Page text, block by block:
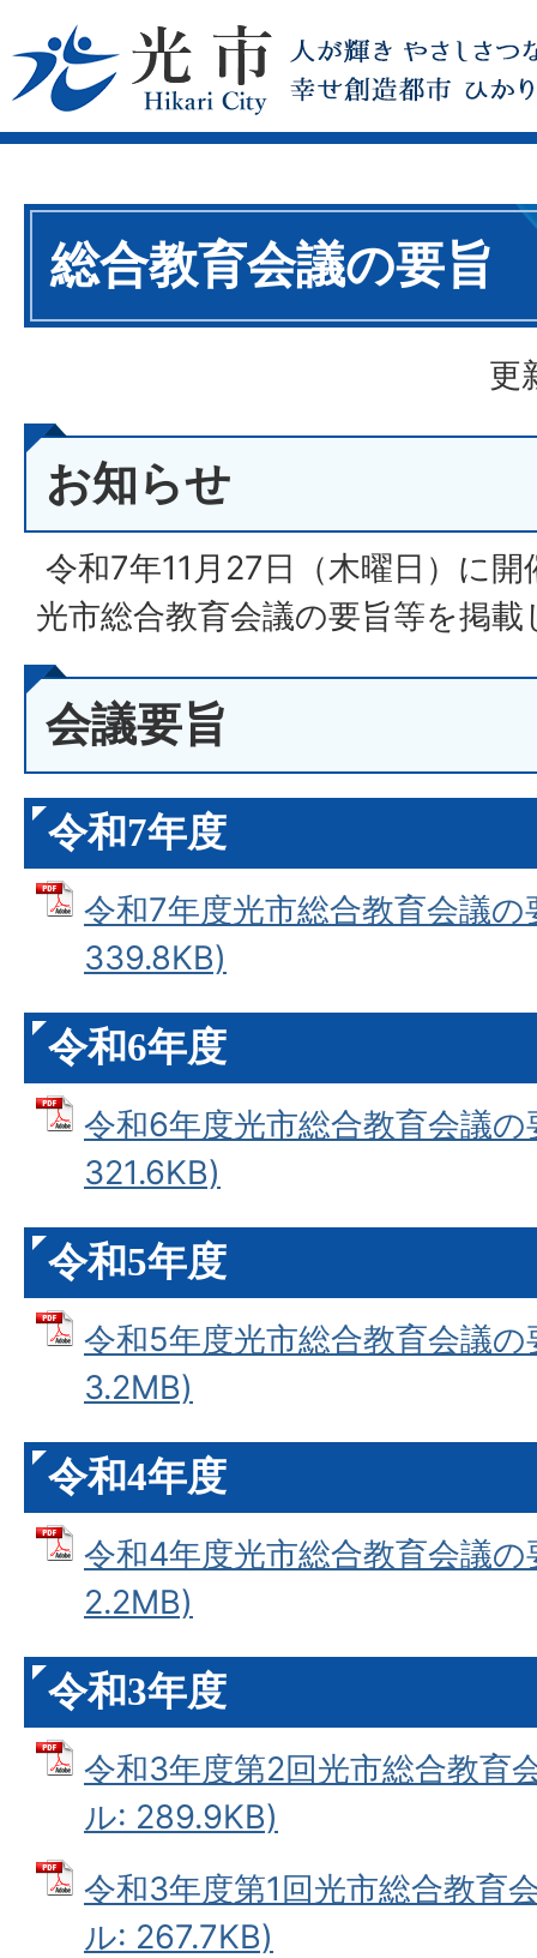
総合教育会議の要旨
更
お知らせ
令和7年11月27日（木曜日）に
光市総合教育会議の要旨等を掲載
会議要旨
令和7年度
令和7年度光市総合教育会議
339.8KB)
令和6年度
令和6年度光市総合教育会議
321.6KB)
令和5年度
令和5年度光市総合教育会議
3.2MB)
令和4年度
令和4年度光市総合教育会議
2.2MB)
令和3年度
令和3年度第2回光市総合教育
ル: 289.9KB)
令和3年度第1回光市総合教育
ル: 267.7KB)